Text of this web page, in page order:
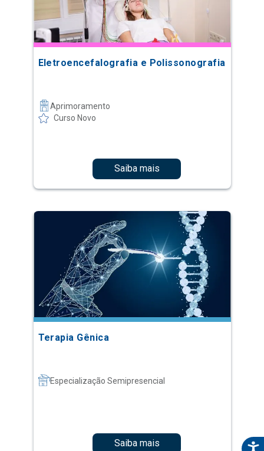
Eletroencefalografia e Polissonografia
Aprimoramento
Curso Novo
Saiba mais
Terapia Gênica
Especialização Semipresencial
Saiba mais